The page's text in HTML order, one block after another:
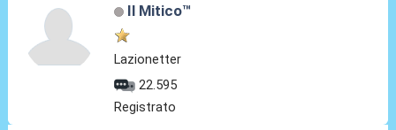
Il Mitico™
Lazionetter
22.595
Registrato